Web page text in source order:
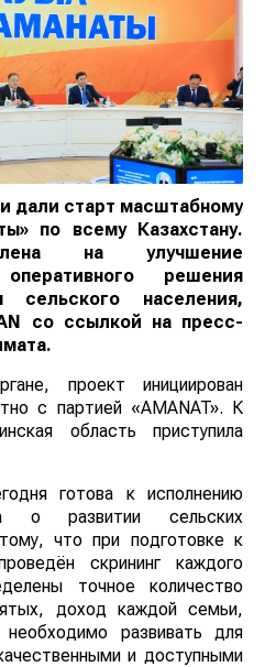
дали старт масштабному
по всему Казахстану.
на улучшение
решения
сельского населения,
со ссылкой на пресс-
проект инициирован
с партией «AMANAT». К
область приступила
готова к исполнению
о развитии сельских
что при подготовке к
скрининг каждого
точное количество
доход каждой семьи,
развивать для
и доступными